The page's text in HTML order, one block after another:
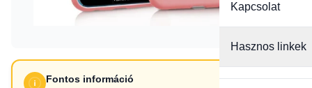
Kapcsolat
Hasznos linkek
Fontos információ